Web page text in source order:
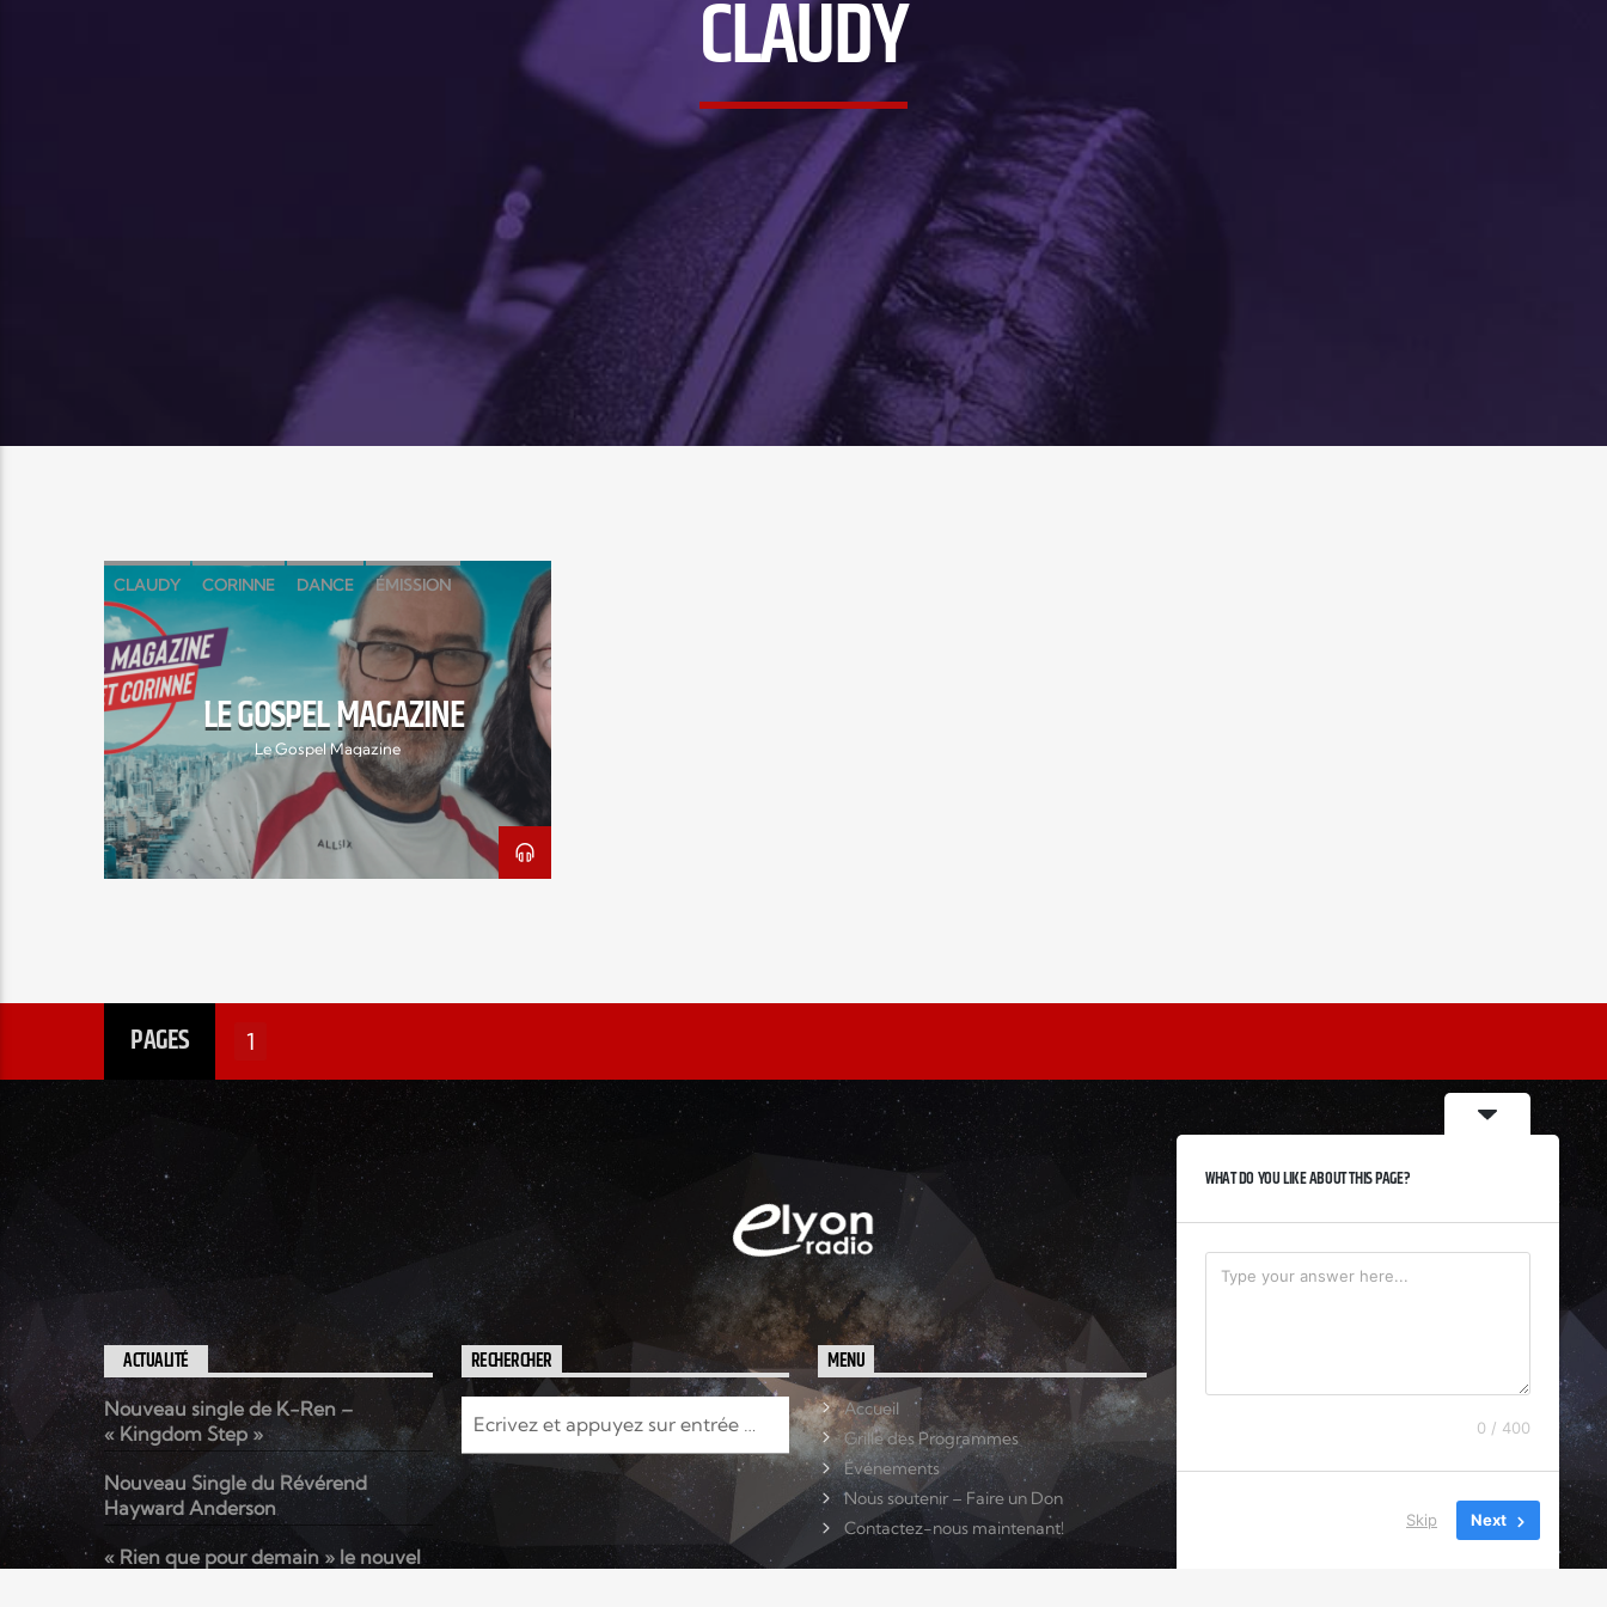
CLAUDY
CLAUDY CORINNE DANCE ÉMISSION
EZECHIEL37 GOSPEL MAGAZINE VOCAL
LE GOSPEL MAGAZINE
Le Gospel Magazine
PAGES 1
ACTUALITÉ
Nouveau single de K-Ren –
« Kingdom Step »
Nouveau Single du Révérend
Hayward Anderson
« Rien que pour demain » le nouvel
RECHERCHER MENU
Accueil
Grille des Programmes
Événements
Nous soutenir – Faire un Don
Contactez-nous maintenant!
WHAT DO YOU LIKE ABOUT THIS PAGE?
0 / 400
Skip Next